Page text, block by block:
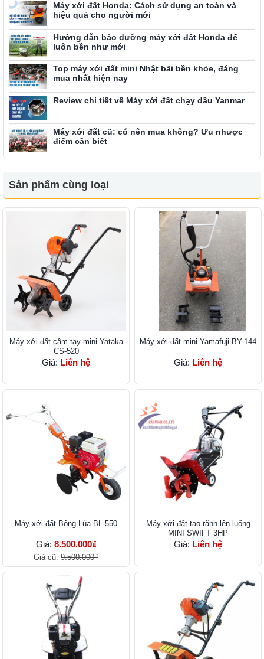
Máy xới đất Honda: Cách sử dụng an toàn và
hiệu quả cho người mới
Hướng dẫn bảo dưỡng máy xới đất Honda để
luôn bền như mới
Top máy xới đất mini Nhật bãi bền khỏe, đáng
mua nhất hiện nay
Review chi tiết về Máy xới đất chạy dầu Yanmar
Máy xới đất cũ: có nên mua không? Ưu nhược
điểm cần biết
Sản phẩm cùng loại
Máy xới đất cầm tay mini Yataka
CS-520
Giá: Liên hệ
Máy xới đất mini Yamafuji BY-144
Giá: Liên hệ
Máy xới đất Bông Lúa BL 550
Giá: 8.500.000₫
Giá cũ: 9.500.000₫
Máy xới đất tạo rãnh lên luống
MINI SWIFT 3HP
Giá: Liên hệ